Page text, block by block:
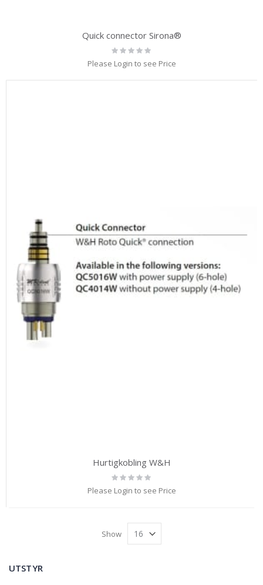
Quick connector Sirona®
Rating:
0%
Please Login to see Price
Hurtigkobling W&H
Rating:
0%
Please Login to see Price
Show
UTSTYR